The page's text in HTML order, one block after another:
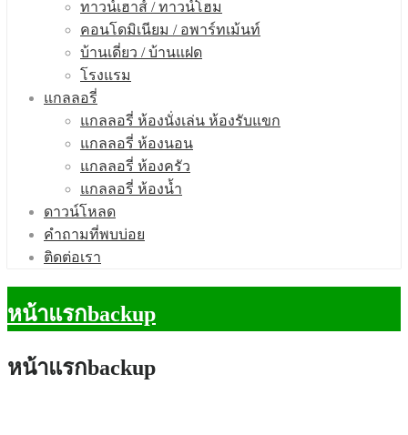
ทาวน์เฮาส์ / ทาวน์โฮม
คอนโดมิเนียม / อพาร์ทเม้นท์
บ้านเดี่ยว / บ้านแฝด
โรงแรม
แกลลอรี่
แกลลอรี่ ห้องนั่งเล่น ห้องรับแขก
แกลลอรี่ ห้องนอน
แกลลอรี่ ห้องครัว
แกลลอรี่ ห้องนํ้า
ดาวน์โหลด
คำถามที่พบบ่อย
ติดต่อเรา
หน้าแรกbackup
หน้าแรกbackup